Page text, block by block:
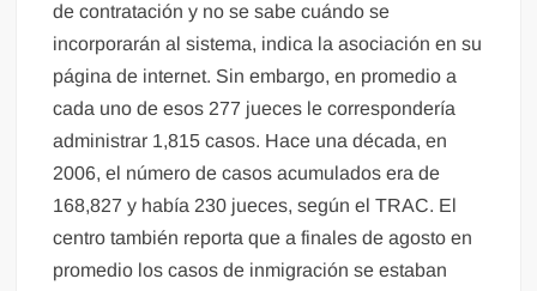
de contratación y no se sabe cuándo se
incorporarán al sistema, indica la asociación en su
página de internet. Sin embargo, en promedio a
cada uno de esos 277 jueces le correspondería
administrar 1,815 casos. Hace una década, en
2006, el número de casos acumulados era de
168,827 y había 230 jueces, según el TRAC. El
centro también reporta que a finales de agosto en
promedio los casos de inmigración se estaban